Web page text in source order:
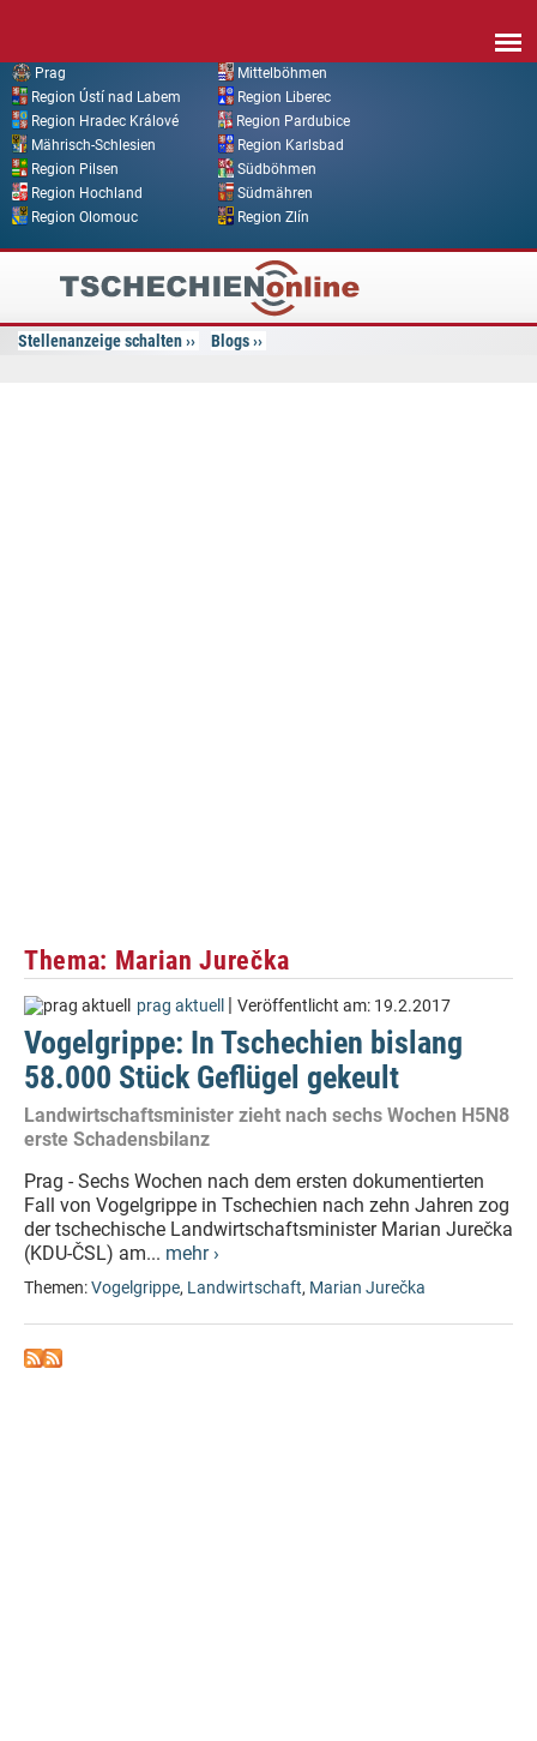
Prag
Mittelböhmen
Region Ústí nad Labem
Region Liberec
Region Hradec Králové
Region Pardubice
Mährisch-Schlesien
Region Karlsbad
Region Pilsen
Südböhmen
Region Hochland
Südmähren
Region Olomouc
Region Zlín
Tschechien
Online
Stellenanzeige schalten Blogs
Thema: Marian Jurečka
prag aktuell | Veröffentlicht am: 19.2.2017
Vogelgrippe: In Tschechien bislang
58.000 Stück Geflügel gekeult
Landwirtschaftsminister zieht nach sechs Wochen H5N8
erste Schadensbilanz
Prag - Sechs Wochen nach dem ersten dokumentierten
Fall von Vogelgrippe in Tschechien nach zehn Jahren zog
der tschechische Landwirtschaftsminister Marian Jurečka
(KDU-ČSL) am... mehr ›
Themen:Vogelgrippe, Landwirtschaft, Marian Jurečka